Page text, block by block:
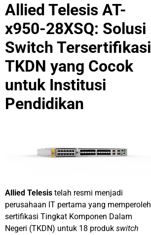
Allied Telesis AT-
x950-28XSQ: Solusi
Switch Tersertifikasi
TKDN yang Cocok
untuk Institusi
Pendidikan
Allied Telesis telah resmi menjadi
perusahaan IT pertama yang memperoleh
sertifikasi Tingkat Komponen Dalam
Negeri (TKDN) untuk 18 produk switch